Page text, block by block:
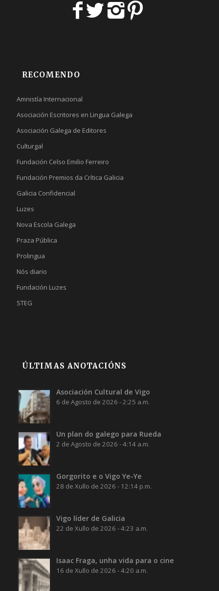
RECOMENDO
Amnistía Internacional
Asociación Escritores en Lingua Galega
Asociación Galega de Editores
Culturgal
Fundación Celso Emilio Ferreiro
Fundación Premios da Crítica Galicia
Galicia Confidencial
Luzes
Nova Escola Galega
Praza Pública
Prolingua
Nós diario
Fundación Luzes
STEG
ÚLTIMAS ANOTACIÓNS
Asociación Cultural de Vigo
6 de Agosto de 2026 - 2:25 a.m.
Un plan do galego para Rueda
2 de Agosto de 2026 - 4:14 a.m.
Gorgorito e o Vigo Ye-Ye
28 de Xullo de 2026 - 12:14 p.m.
Vigo líder de Galicia
22 de Xullo de 2026 - 4:23 a.m.
Isaac Fraga, unha vida para o cine
16 de Xullo de 2026 - 4:20 a.m.